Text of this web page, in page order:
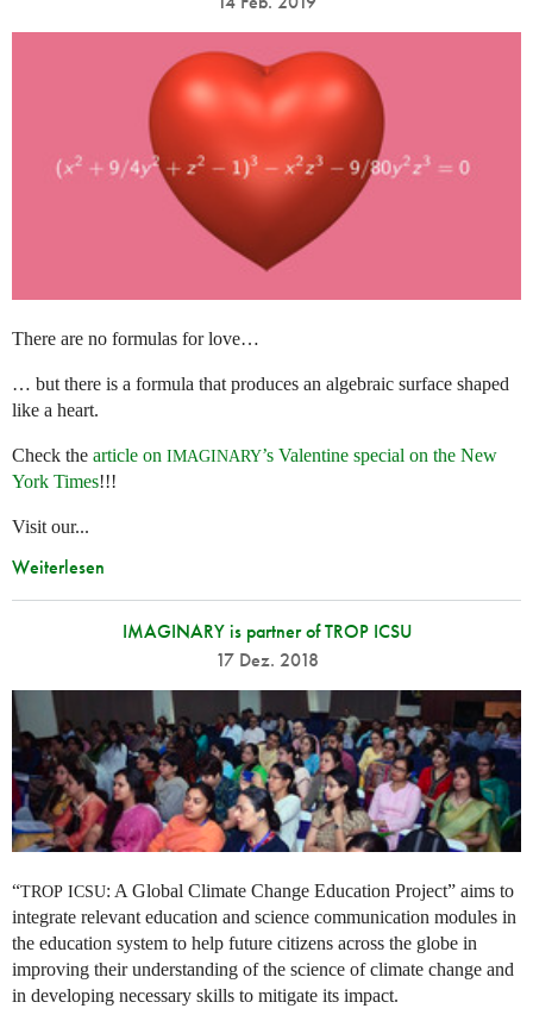
There are no formulas for love…
… but there is a formula that produces an algebraic surface shaped
like a heart.
Check the article on IMAGINARY’s Valentine special on the New
York Times!!!
Visit our...
Weiterlesen
IMAGINARY is partner of TROP ICSU
17 Dez. 2018
“TROP ICSU: A Global Climate Change Education Project” aims to
integrate relevant education and science communication modules in
the education system to help future citizens across the globe in
improving their understanding of the science of climate change and
in developing necessary skills to mitigate its impact.